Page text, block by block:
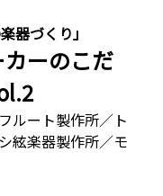
器づくり」
ーのこだ
ルート製作所／ト
絃楽器製作所／モ